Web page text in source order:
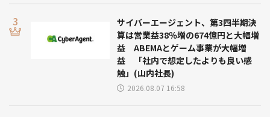
サイバーエージェント、第3四半期決
算は営業益38％増の674億円と大幅増
益 ABEMAとゲーム事業が大幅増
益 「社内で想定したよりも良い感
触」(山内社長)
2026.08.07 16:58